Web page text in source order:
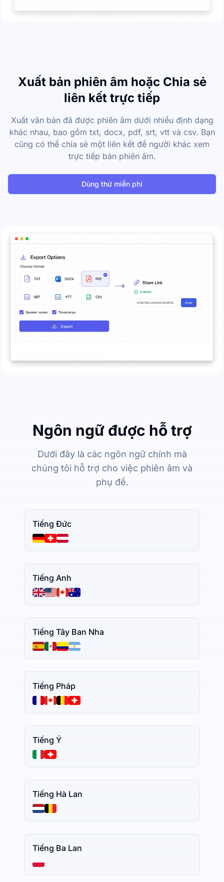
Xuất bản phiên âm hoặc Chia sẻ
liên kết trực tiếp
Xuất văn bản đã được phiên âm dưới nhiều định dạng
khác nhau, bao gồm txt, docx, pdf, srt, vtt và csv. Bạn
cũng có thể chia sẻ một liên kết để người khác xem
trực tiếp bản phiên âm.
Dùng thử miễn phí
Ngôn ngữ được hỗ trợ
Dưới đây là các ngôn ngữ chính mà
chúng tôi hỗ trợ cho việc phiên âm và
phụ đề.
Tiếng Đức
Tiếng Anh
Tiếng Tây Ban Nha
Tiếng Pháp
Tiếng Ý
Tiếng Hà Lan
Tiếng Ba Lan